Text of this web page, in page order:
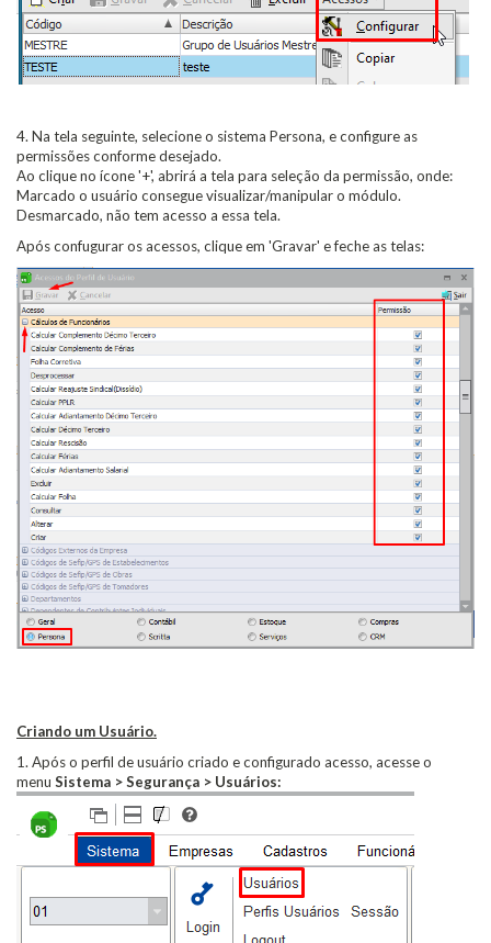
4. Na tela seguinte, selecione o sistema Persona, e configure as
permissões conforme desejado.
Ao clique no ícone '+', abrirá a tela para seleção da permissão, onde:
Marcado o usuário consegue visualizar/manipular o módulo.
Desmarcado, não tem acesso a essa tela.
Após confugurar os acessos, clique em 'Gravar' e feche as telas:
Criando um Usuário.
1. Após o perfil de usuário criado e configurado acesso, acesse o
menu Sistema > Segurança > Usuários: